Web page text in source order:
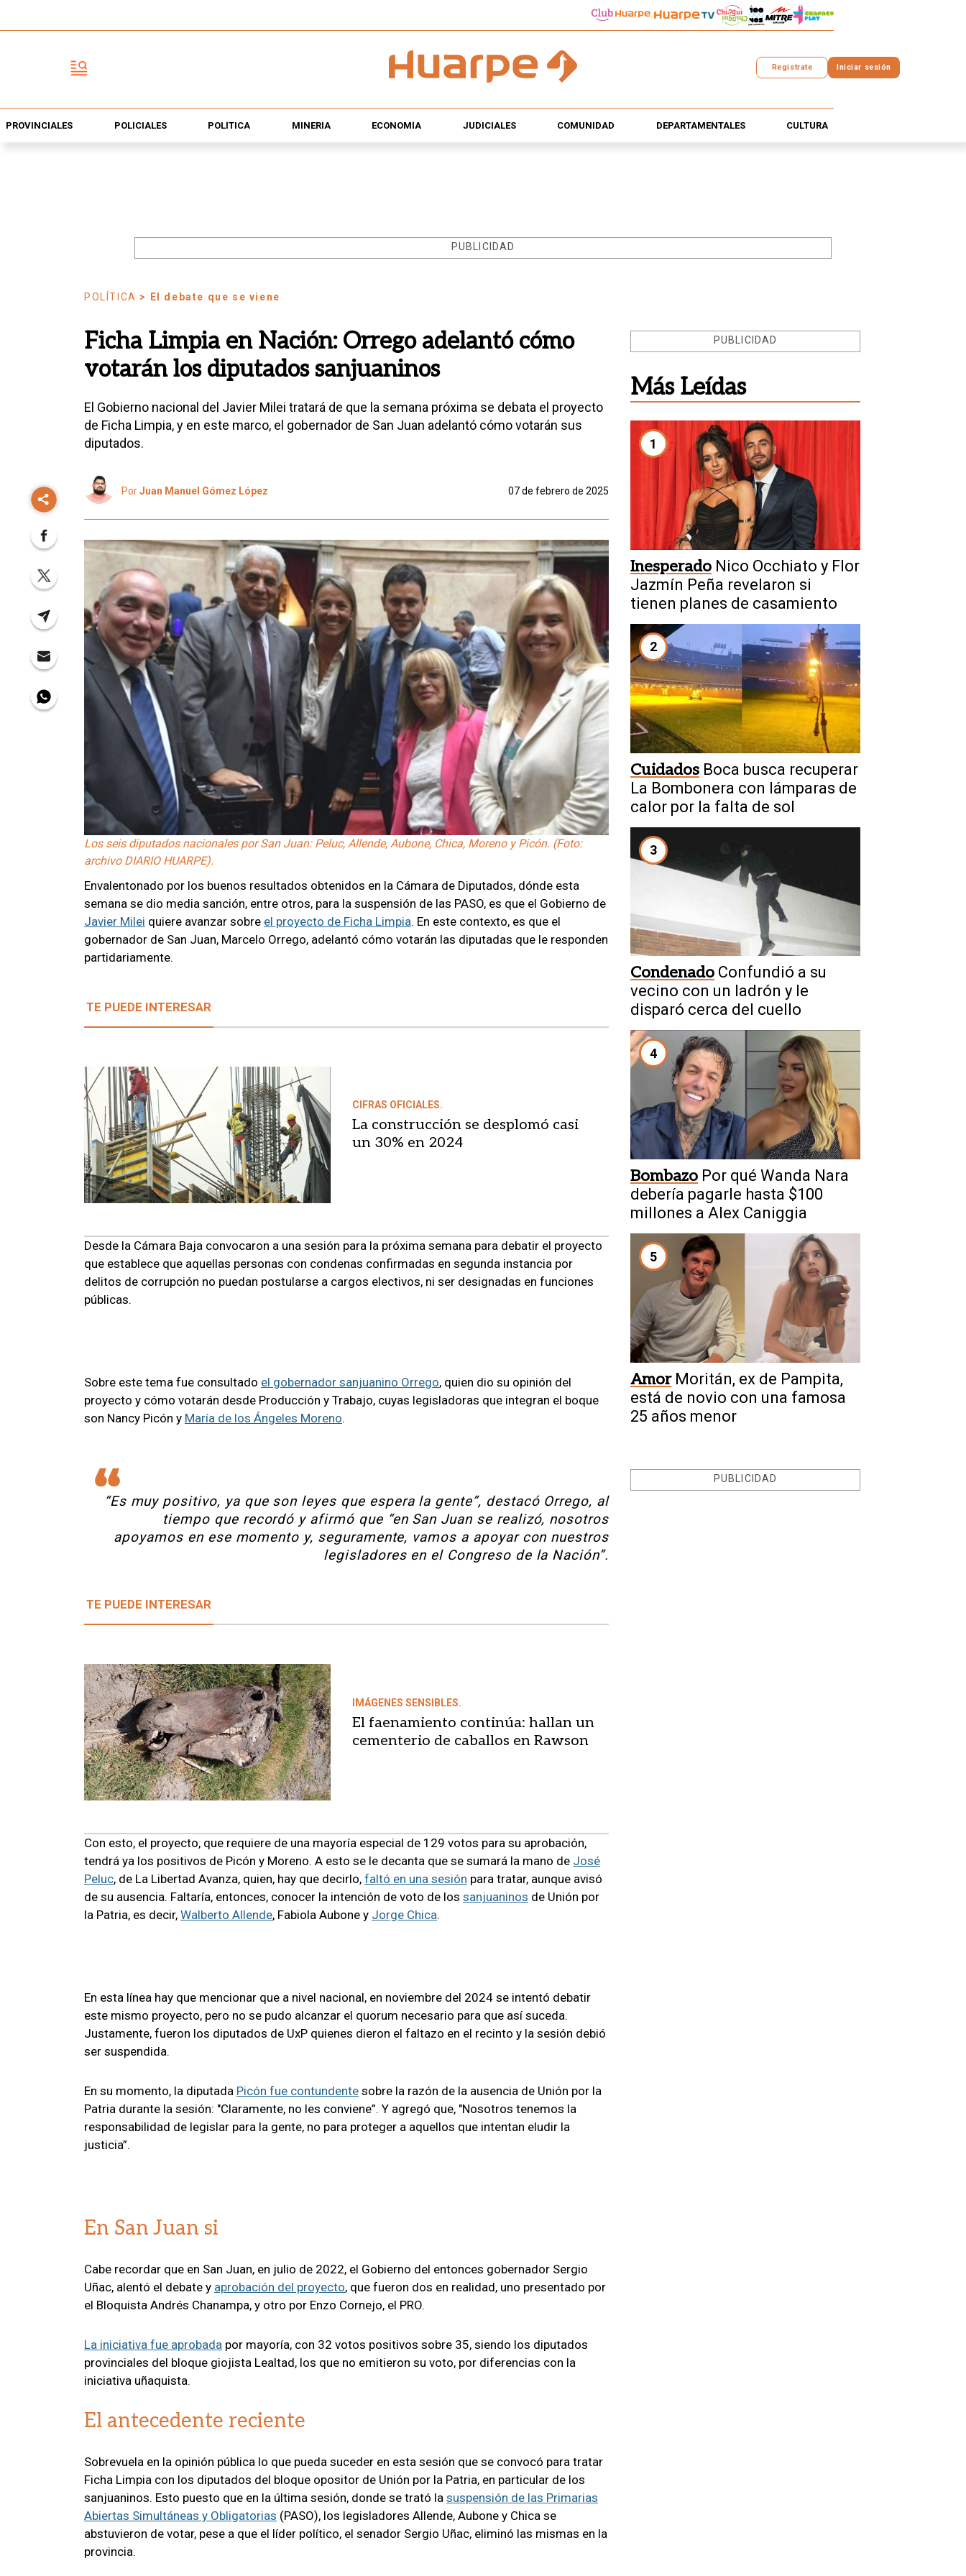
Registrate Iniciar sesión
PROVINCIALES POLICIALES POLÍTICA MINERÍA ECONOMÍA JUDICIALES COMUNIDAD DEPARTAMENTALES CULTURA
PUBLICIDAD
POLÍTICA > El debate que se viene
Ficha Limpia en Nación: Orrego adelantó cómo
votarán los diputados sanjuaninos
El Gobierno nacional del Javier Milei tratará de que la semana próxima se debata el proyecto
de Ficha Limpia, y en este marco, el gobernador de San Juan adelantó cómo votarán sus
diputados.
PorJuan Manuel Gómez López 07 de febrero de 2025
Los seis diputados nacionales por San Juan: Peluc, Allende, Aubone, Chica, Moreno y Picón. (Foto:
archivo DIARIO HUARPE).
Envalentonado por los buenos resultados obtenidos en la Cámara de Diputados, dónde esta
semana se dio media sanción, entre otros, para la suspensión de las PASO, es que el Gobierno de
Javier Milei quiere avanzar sobre el proyecto de Ficha Limpia. En este contexto, es que el
gobernador de San Juan, Marcelo Orrego, adelantó cómo votarán las diputadas que le responden
partidariamente.
TE PUEDE INTERESAR
CIFRAS OFICIALES.
La construcción se desplomó casi
un 30% en 2024
Desde la Cámara Baja convocaron a una sesión para la próxima semana para debatir el proyecto
que establece que aquellas personas con condenas confirmadas en segunda instancia por
delitos de corrupción no puedan postularse a cargos electivos, ni ser designadas en funciones
públicas.
Sobre este tema fue consultado el gobernador sanjuanino Orrego, quien dio su opinión del
proyecto y cómo votarán desde Producción y Trabajo, cuyas legisladoras que integran el boque
son Nancy Picón y María de los Ángeles Moreno.
“Es muy positivo, ya que son leyes que espera la gente”, destacó Orrego, al
tiempo que recordó y afirmó que “en San Juan se realizó, nosotros
apoyamos en ese momento y, seguramente, vamos a apoyar con nuestros
legisladores en el Congreso de la Nación”.
TE PUEDE INTERESAR
IMÁGENES SENSIBLES.
El faenamiento continúa: hallan un
cementerio de caballos en Rawson
Con esto, el proyecto, que requiere de una mayoría especial de 129 votos para su aprobación,
tendrá ya los positivos de Picón y Moreno. A esto se le decanta que se sumará la mano de José
Peluc, de La Libertad Avanza, quien, hay que decirlo, faltó en una sesión para tratar, aunque avisó
de su ausencia. Faltaría, entonces, conocer la intención de voto de los sanjuaninos de Unión por
la Patria, es decir, Walberto Allende, Fabiola Aubone y Jorge Chica.
En esta línea hay que mencionar que a nivel nacional, en noviembre del 2024 se intentó debatir
este mismo proyecto, pero no se pudo alcanzar el quorum necesario para que así suceda.
Justamente, fueron los diputados de UxP quienes dieron el faltazo en el recinto y la sesión debió
ser suspendida.
En su momento, la diputada Picón fue contundente sobre la razón de la ausencia de Unión por la
Patria durante la sesión: "Claramente, no les conviene”. Y agregó que, "Nosotros tenemos la
responsabilidad de legislar para la gente, no para proteger a aquellos que intentan eludir la
justicia”.
En San Juan si
Cabe recordar que en San Juan, en julio de 2022, el Gobierno del entonces gobernador Sergio
Uñac, alentó el debate y aprobación del proyecto, que fueron dos en realidad, uno presentado por
el Bloquista Andrés Chanampa, y otro por Enzo Cornejo, el PRO.
La iniciativa fue aprobada por mayoría, con 32 votos positivos sobre 35, siendo los diputados
provinciales del bloque giojista Lealtad, los que no emitieron su voto, por diferencias con la
iniciativa uñaquista.
El antecedente reciente
Sobrevuela en la opinión pública lo que pueda suceder en esta sesión que se convocó para tratar
Ficha Limpia con los diputados del bloque opositor de Unión por la Patria, en particular de los
sanjuaninos. Esto puesto que en la última sesión, donde se trató la suspensión de las Primarias
Abiertas Simultáneas y Obligatorias (PASO), los legisladores Allende, Aubone y Chica se
abstuvieron de votar, pese a que el líder político, el senador Sergio Uñac, eliminó las mismas en la
provincia.
PUBLICIDAD
Más Leídas
1
Inesperado Nico Occhiato y Flor
Jazmín Peña revelaron si
tienen planes de casamiento
2
Cuidados Boca busca recuperar
La Bombonera con lámparas de
calor por la falta de sol
3
Condenado Confundió a su
vecino con un ladrón y le
disparó cerca del cuello
4
Bombazo Por qué Wanda Nara
debería pagarle hasta $100
millones a Alex Caniggia
5
Amor Moritán, ex de Pampita,
está de novio con una famosa
25 años menor
PUBLICIDAD